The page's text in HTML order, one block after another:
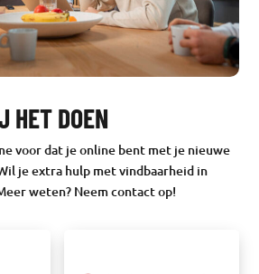
HET DOEN
voor dat je online bent met je nieuwe
je extra hulp met vindbaarheid in
weten? Neem contact op!